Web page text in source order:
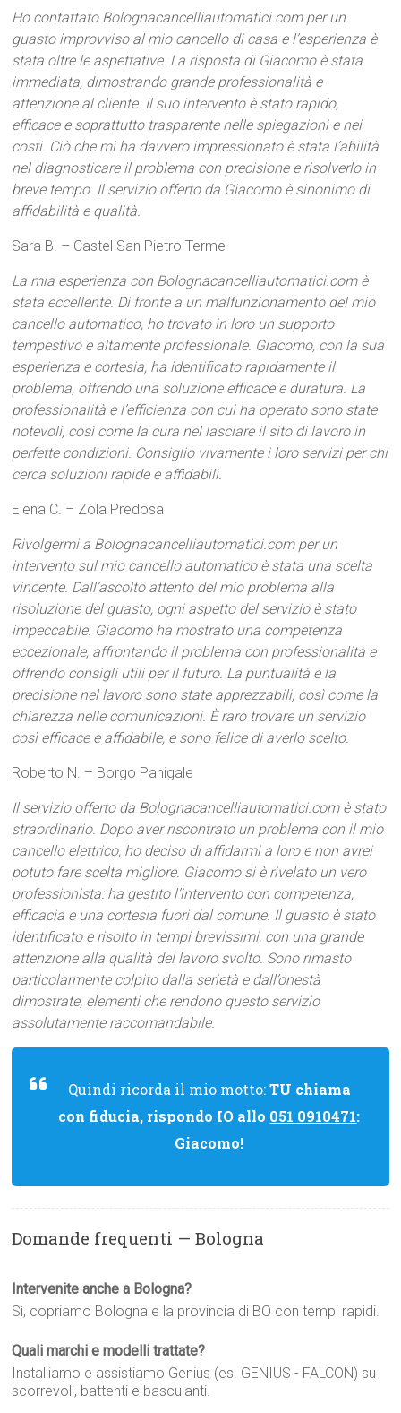
Ho contattato Bolognacancelliautomatici.com per un
guasto improvviso al mio cancello di casa e l’esperienza è
stata oltre le aspettative. La risposta di Giacomo è stata
immediata, dimostrando grande professionalità e
attenzione al cliente. Il suo intervento è stato rapido,
efficace e soprattutto trasparente nelle spiegazioni e nei
costi. Ciò che mi ha davvero impressionato è stata l’abilità
nel diagnosticare il problema con precisione e risolverlo in
breve tempo. Il servizio offerto da Giacomo è sinonimo di
affidabilità e qualità.
Sara B. – Castel San Pietro Terme
La mia esperienza con Bolognacancelliautomatici.com è
stata eccellente. Di fronte a un malfunzionamento del mio
cancello automatico, ho trovato in loro un supporto
tempestivo e altamente professionale. Giacomo, con la sua
esperienza e cortesia, ha identificato rapidamente il
problema, offrendo una soluzione efficace e duratura. La
professionalità e l’efficienza con cui ha operato sono state
notevoli, così come la cura nel lasciare il sito di lavoro in
perfette condizioni. Consiglio vivamente i loro servizi per chi
cerca soluzioni rapide e affidabili.
Elena C. – Zola Predosa
Rivolgermi a Bolognacancelliautomatici.com per un
intervento sul mio cancello automatico è stata una scelta
vincente. Dall’ascolto attento del mio problema alla
risoluzione del guasto, ogni aspetto del servizio è stato
impeccabile. Giacomo ha mostrato una competenza
eccezionale, affrontando il problema con professionalità e
offrendo consigli utili per il futuro. La puntualità e la
precisione nel lavoro sono state apprezzabili, così come la
chiarezza nelle comunicazioni. È raro trovare un servizio
così efficace e affidabile, e sono felice di averlo scelto.
Roberto N. – Borgo Panigale
Il servizio offerto da Bolognacancelliautomatici.com è stato
straordinario. Dopo aver riscontrato un problema con il mio
cancello elettrico, ho deciso di affidarmi a loro e non avrei
potuto fare scelta migliore. Giacomo si è rivelato un vero
professionista: ha gestito l’intervento con competenza,
efficacia e una cortesia fuori dal comune. Il guasto è stato
identificato e risolto in tempi brevissimi, con una grande
attenzione alla qualità del lavoro svolto. Sono rimasto
particolarmente colpito dalla serietà e dall’onestà
dimostrate, elementi che rendono questo servizio
assolutamente raccomandabile.
Quindi ricorda il mio motto:TU chiama
con fiducia, rispondo IO allo 051 0910471:
Giacomo!
Domande frequenti — Bologna
Intervenite anche a Bologna?
Sì, copriamo Bologna e la provincia di BO con tempi rapidi.
Quali marchi e modelli trattate?
Installiamo e assistiamo Genius (es. GENIUS - FALCON) su
scorrevoli, battenti e basculanti.